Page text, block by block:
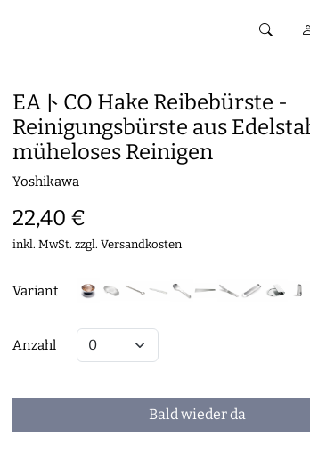
EAトCO Hake Reibebürste -
Reinigungsbürste aus
müheloses Reinigen
Yoshikawa
22,40 €
inkl. MwSt. zzgl. Versandkosten
Variant
Anzahl
Bald wieder da